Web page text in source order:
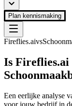
Plan kennismaking
Fireflies.aivs
Is Fireflies.ai
Een eerlijke analyse
voor jouw bedrijf in